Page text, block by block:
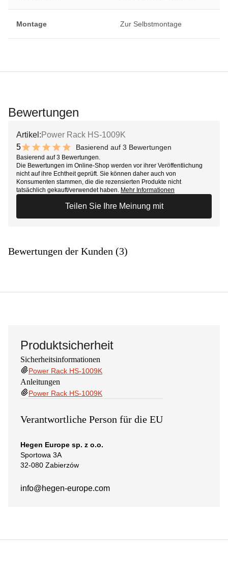
Montage Zur Selbstmontage
Bewertungen
Artikel: Power Rack HS-1009K
5
10 out of 10 stars
Basierend auf 3 Bewertungen
Basierend auf 3 Bewertungen.
Die Bewertungen im Online-Shop werden vor ihrer Veröffentlichung
nicht auf ihre Echtheit geprüft. Sie können daher auch von
Konsumenten stammen, die die rezensierten Produkte nicht
tatsächlich gekauft/verwendet haben. Mehr Informationen
Teilen Sie Ihre Meinung mit
Bewertungen der Kunden (3)
Produktsicherheit
Sicherheitsinformationen
Power Rack HS-1009K
Anleitungen
Power Rack HS-1009K
Verantwortliche Person für die EU
Hegen Europe sp. z o.o.
Sportowa 3A
32-080 Zabierzów
info@hegen-europe.com